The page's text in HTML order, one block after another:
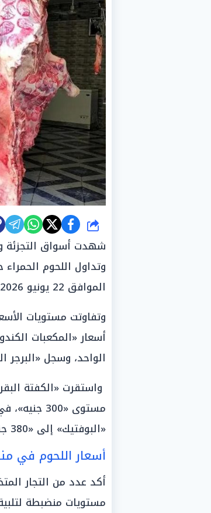
شارك
شهدت أسواق التجزئة
وتداول اللحوم الحمراء
الموافق 22 يونيو 2026.
وتفاوتت مستويات
الواحد، وسجل «البرجر
«البوفتيك» إلى «380 جنيهًا» بمنافذ الوزارة الثابتة.
أسعار اللحوم في
أكد عدد من التجار
مستويات منضبطة